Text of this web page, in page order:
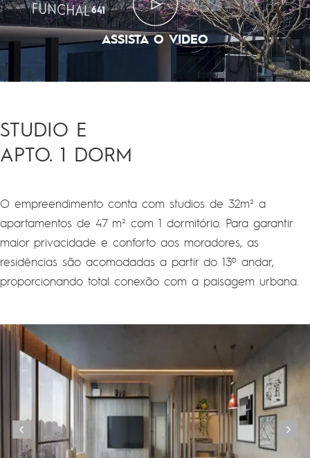
ASSISTA O VIDEO
STUDIO E
APTO. 1 DORM
O empreendimento conta com studios de 32m² a
apartamentos de 47 m² com 1 dormitório. Para garantir
maior privacidade e conforto aos moradores, as
residências são acomodadas a partir do 13º andar,
proporcionando total conexão com a paisagem urbana.